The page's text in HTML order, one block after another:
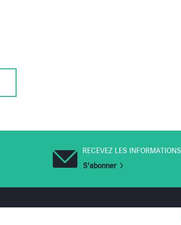
RECEVEZ LES INFORMATIONS
S'abonner